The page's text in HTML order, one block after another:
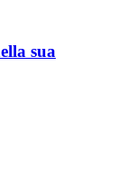
sua